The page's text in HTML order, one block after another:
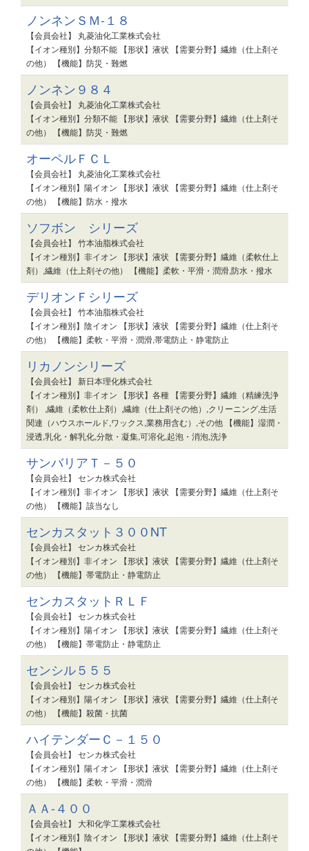
ノンネンＳＭ-１８
【会員会社】 丸菱油化工業株式会社
【イオン種別】分類不能 【形状】液状 【需要分野】繊維（仕上剤そ
の他） 【機能】防災・難燃
ノンネン９８４
【会員会社】 丸菱油化工業株式会社
【イオン種別】分類不能 【形状】液状 【需要分野】繊維（仕上剤そ
の他） 【機能】防災・難燃
オーペルＦＣＬ
【会員会社】 丸菱油化工業株式会社
【イオン種別】陽イオン 【形状】液状 【需要分野】繊維（仕上剤そ
の他） 【機能】防水・撥水
ソフボン シリーズ
【会員会社】 竹本油脂株式会社
【イオン種別】非イオン 【形状】液状 【需要分野】繊維（柔軟仕上
剤）,繊維（仕上剤その他） 【機能】柔軟・平滑・潤滑,防水・撥水
デリオンＦシリーズ
【会員会社】 竹本油脂株式会社
【イオン種別】陰イオン 【形状】液状 【需要分野】繊維（仕上剤そ
の他） 【機能】柔軟・平滑・潤滑,帯電防止・静電防止
リカノンシリーズ
【会員会社】 新日本理化株式会社
【イオン種別】非イオン 【形状】各種 【需要分野】繊維（精練洗浄
剤） ,繊維（柔軟仕上剤）,繊維（仕上剤その他）,クリーニング,生活
関連（ハウスホールド,ワックス,業務用含む）,その他 【機能】湿潤・
浸透,乳化・解乳化,分散・凝集,可溶化,起泡・消泡,洗浄
サンバリアＴ－５０
【会員会社】 センカ株式会社
【イオン種別】非イオン 【形状】液状 【需要分野】繊維（仕上剤そ
の他） 【機能】該当なし
センカスタット３００NT
【会員会社】 センカ株式会社
【イオン種別】非イオン 【形状】液状 【需要分野】繊維（仕上剤そ
の他） 【機能】帯電防止・静電防止
センカスタットＲＬＦ
【会員会社】 センカ株式会社
【イオン種別】陽イオン 【形状】液状 【需要分野】繊維（仕上剤そ
の他） 【機能】帯電防止・静電防止
センシル５５５
【会員会社】 センカ株式会社
【イオン種別】陽イオン 【形状】液状 【需要分野】繊維（仕上剤そ
の他） 【機能】殺菌・抗菌
ハイテンダーＣ－１５０
【会員会社】 センカ株式会社
【イオン種別】陽イオン 【形状】液状 【需要分野】繊維（仕上剤そ
の他） 【機能】柔軟・平滑・潤滑
ＡＡ-４００
【会員会社】 大和化学工業株式会社
【イオン種別】陰イオン 【形状】液状 【需要分野】繊維（仕上剤そ